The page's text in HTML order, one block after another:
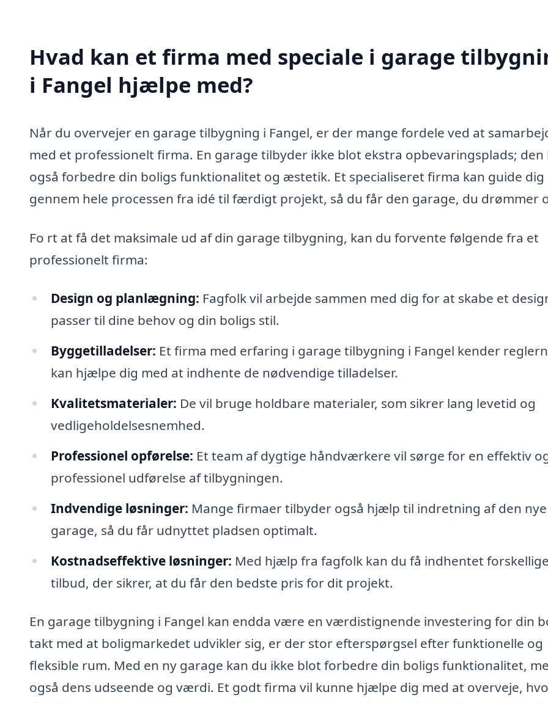
Hvad kan et firma med speciale i garage
i Fangel hjælpe med?
Når du overvejer en garage tilbygning i Fangel, er der mange fordele ved at
med et professionelt firma. En garage tilbyder ikke blot ekstra opbevaringsplads; den
også forbedre din boligs funktionalitet og æstetik. Et specialiseret firma kan guide dig
gennem hele processen fra idé til færdigt projekt, så du får den garage, du drømmer
Fo rt at få det maksimale ud af din garage tilbygning, kan du forvente følgende fra et
professionelt firma:
Design og planlægning: Fagfolk vil arbejde sammen med dig for at skabe et
passer til dine behov og din boligs stil.
Byggetilladelser: Et firma med erfaring i garage tilbygning i Fangel kender
kan hjælpe dig med at indhente de nødvendige tilladelser.
Kvalitetsmaterialer: De vil bruge holdbare materialer, som sikrer lang levetid og
vedligeholdelsesnemhed.
Professionel opførelse: Et team af dygtige håndværkere vil sørge for en effektiv
professionel udførelse af tilbygningen.
Indvendige løsninger: Mange firmaer tilbyder også hjælp til indretning af den nye
garage, så du får udnyttet pladsen optimalt.
Kostnadseffektive løsninger: Med hjælp fra fagfolk kan du få indhentet
tilbud, der sikrer, at du får den bedste pris for dit projekt.
En garage tilbygning i Fangel kan endda være en værdistignende investering for din
takt med at boligmarkedet udvikler sig, er der stor efterspørgsel efter funktionelle og
fleksible rum. Med en ny garage kan du ikke blot forbedre din boligs funktionalitet,
også dens udseende og værdi. Et godt firma vil kunne hjælpe dig med at overveje,